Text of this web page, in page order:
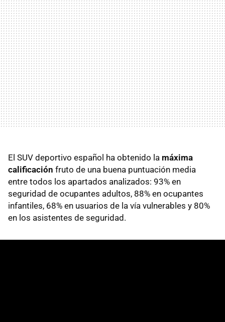
El SUV deportivo español ha obtenido la máxima
calificación fruto de una buena puntuación media
entre todos los apartados analizados: 93% en
seguridad de ocupantes adultos, 88% en ocupantes
infantiles, 68% en usuarios de la vía vulnerables y 80%
en los asistentes de seguridad.